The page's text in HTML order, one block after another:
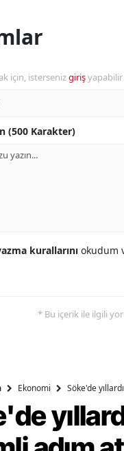
için, istersenizgirişyapabilir
(500 Karakter)
kurallarını okudum
* Bu içerik ile ilgili
Ekonomi Söke'de